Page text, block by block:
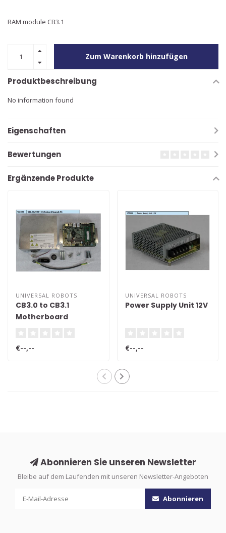
RAM module CB3.1
Zum Warenkorb hinzufügen
Produktbeschreibung
No information found
Eigenschaften
Bewertungen
Ergänzende Produkte
UNIVERSAL ROBOTS
CB3.0 to CB3.1
Motherboard
€--,--
UNIVERSAL ROBOTS
Power Supply Unit 12V
€--,--
Abonnieren Sie unseren Newsletter
Bleibe auf dem Laufenden mit unseren Newsletter-Angeboten
Abonnieren